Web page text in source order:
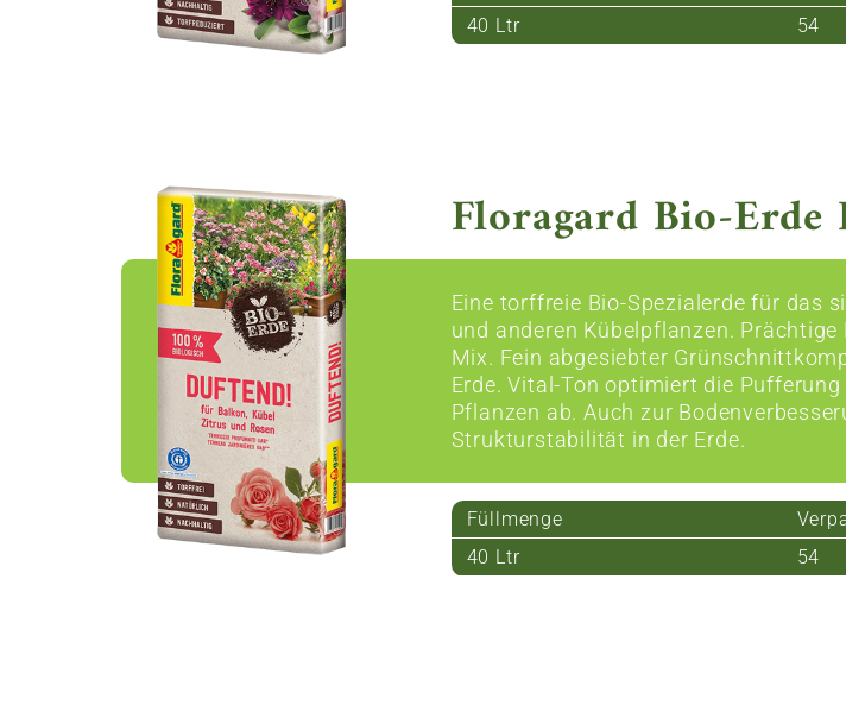
40 Ltr
54
Floragard Bio-
Eine torffreie Bio-Spezialerde für das
und anderen Kübelpflanzen.
Mix. Fein abgesiebter
Erde. Vital-Ton optimiert die
Pflanzen ab. Auch zur
Strukturstabilität in der Erde.
Füllmenge
40 Ltr
54